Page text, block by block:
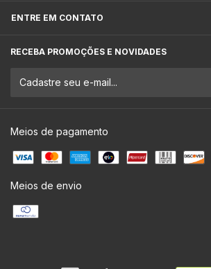
ENTRE EM CONTATO
RECEBA PROMOÇÕES E NOVIDADES
Meios de pagamento
Meios de envio